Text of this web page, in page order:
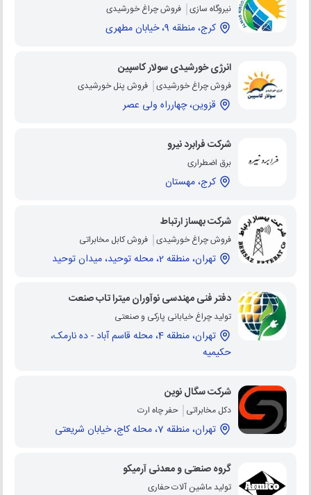
نیروگاه سازی فروش چراغ خورشیدی
کرج، منطقه 9، خیابان مطهری
انرژی خورشیدی سولار کاسپین
فروش چراغ خورشیدی فروش پنل خورشیدی
قزوین، چهارراه ولی عصر
شرکت فرابرد نیرو
برق اضطراری
کرج، مهستان
شرکت بهساز ارتباط
فروش چراغ خورشیدی فروش کابل مخابراتی
تهران، منطقه 2، محله توحید، میدان توحید
دفتر فنی مهندسی نوآوران میترا تاب صنعت
تولید چراغ خیابانی پارکی و صنعتی
تهران، منطقه 4، محله قاسم آباد - ده نارمک،
حکیمیه
شرکت سگال نوین
دکل مخابراتی حفر چاه ارت
تهران، منطقه 7، محله کاج، خیابان شریعتی
گروه صنعتی و معدنی آرمیکو
تولید ماشین آلات حفاری